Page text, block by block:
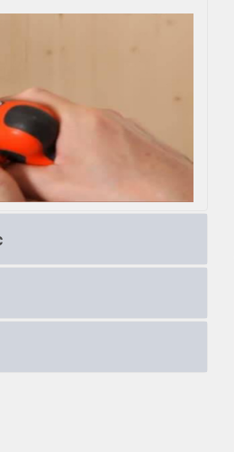
Appelez nous au plus vite,
de votre habitat. Portes
autres, suivant normes S3.